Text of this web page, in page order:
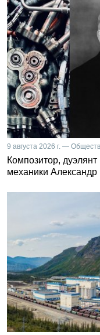
9 августа 2026 г. —
Композитор,
механики Александр